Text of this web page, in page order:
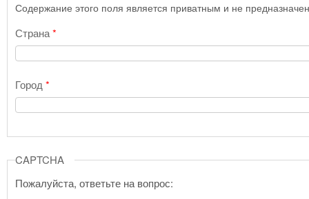
Содержание этого поля является приватным и не
Страна*
Город*
CAPTCHA
Пожалуйста, ответьте на вопрос: